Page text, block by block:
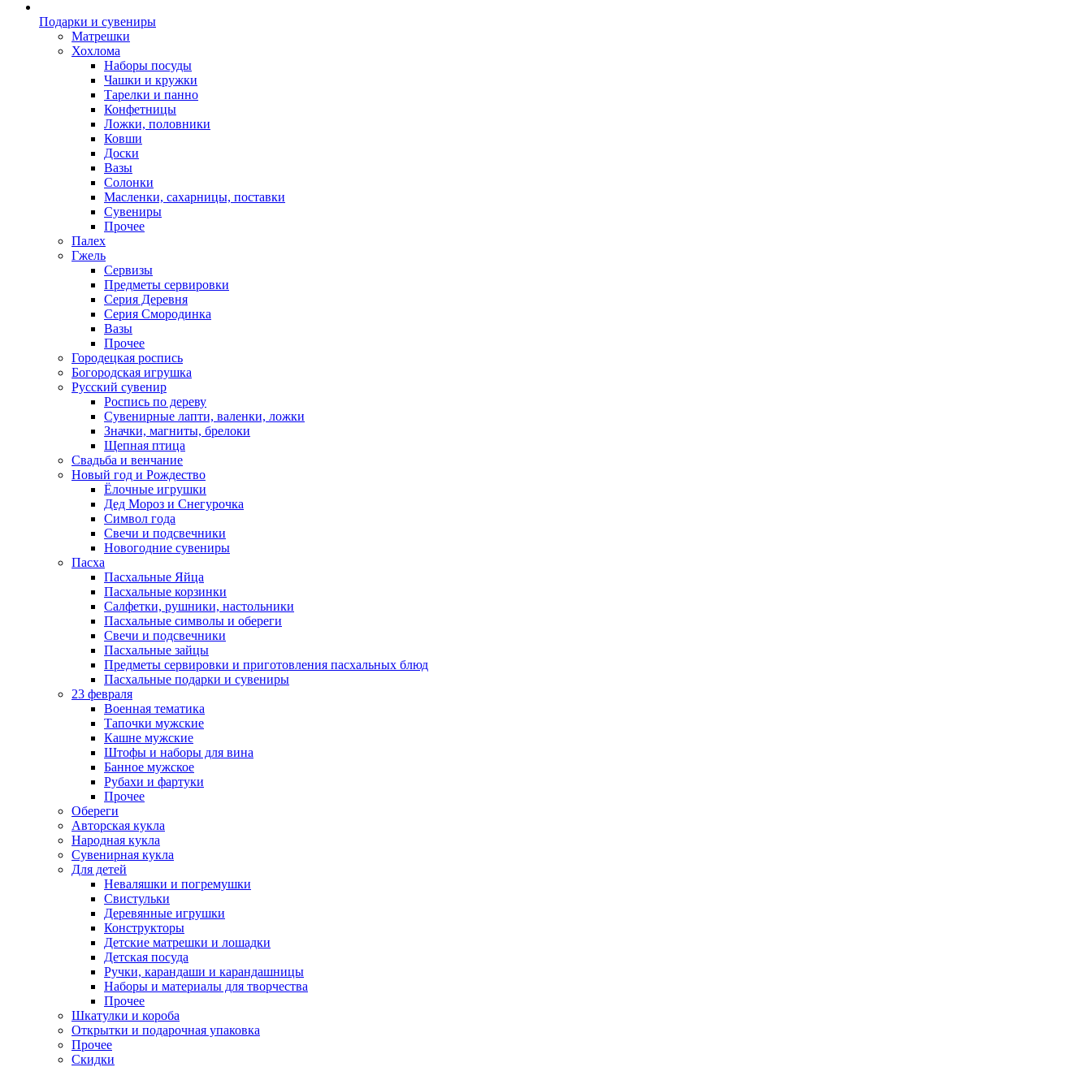
Подарки и сувениры
Матрешки
Хохлома
Наборы посуды
Чашки и кружки
Тарелки и панно
Конфетницы
Ложки, половники
Ковши
Доски
Вазы
Солонки
Масленки, сахарницы, поставки
Сувениры
Прочее
Палех
Гжель
Сервизы
Предметы сервировки
Серия Деревня
Серия Смородинка
Вазы
Прочее
Городецкая роспись
Богородская игрушка
Русский сувенир
Роспись по дереву
Сувенирные лапти, валенки, ложки
Значки, магниты, брелоки
Щепная птица
Свадьба и венчание
Новый год и Рождество
Ёлочные игрушки
Дед Мороз и Снегурочка
Символ года
Свечи и подсвечники
Новогодние сувениры
Пасха
Пасхальные Яйца
Пасхальные корзинки
Салфетки, рушники, настольники
Пасхальные символы и обереги
Свечи и подсвечники
Пасхальные зайцы
Предметы сервировки и приготовления пасхальных блюд
Пасхальные подарки и сувениры
23 февраля
Военная тематика
Тапочки мужские
Кашне мужские
Штофы и наборы для вина
Банное мужское
Рубахи и фартуки
Прочее
Обереги
Авторская кукла
Народная кукла
Сувенирная кукла
Для детей
Неваляшки и погремушки
Свистульки
Деревянные игрушки
Конструкторы
Детские матрешки и лошадки
Детская посуда
Ручки, карандаши и карандашницы
Наборы и материалы для творчества
Прочее
Шкатулки и короба
Открытки и подарочная упаковка
Прочее
Скидки